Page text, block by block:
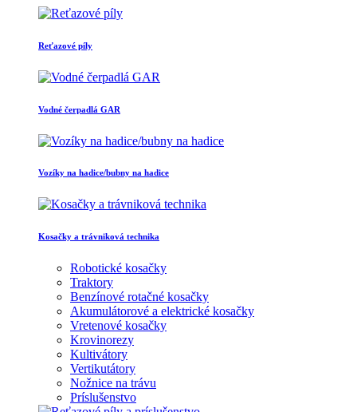
Reťazové píly
Vodné čerpadlá GAR
Vozíky na hadice/bubny na hadice
Kosačky a trávniková technika
Robotické kosačky
Traktory
Benzínové rotačné kosačky
Akumulátorové a elektrické kosačky
Vretenové kosačky
Krovinorezy
Kultivátory
Vertikutátory
Nožnice na trávu
Príslušenstvo